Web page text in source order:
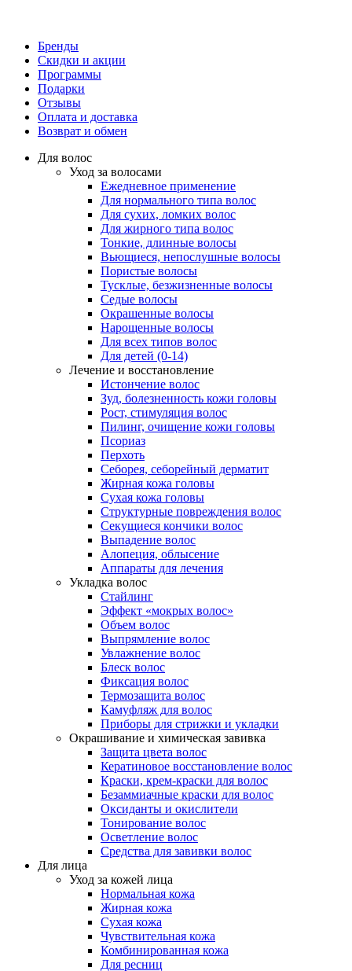
Бренды
Скидки и акции
Программы
Подарки
Отзывы
Оплата и доставка
Возврат и обмен
Для волос
Уход за волосами
Ежедневное применение
Для нормального типа волос
Для сухих, ломких волос
Для жирного типа волос
Тонкие, длинные волосы
Вьющиеся, непослушные волосы
Пористые волосы
Тусклые, безжизненные волосы
Седые волосы
Окрашенные волосы
Нарощенные волосы
Для всех типов волос
Для детей (0-14)
Лечение и восстановление
Истончение волос
Зуд, болезненность кожи головы
Рост, стимуляция волос
Пилинг, очищение кожи головы
Псориаз
Перхоть
Себорея, себорейный дерматит
Жирная кожа головы
Сухая кожа головы
Структурные повреждения волос
Секущиеся кончики волос
Выпадение волос
Алопеция, облысение
Аппараты для лечения
Укладка волос
Стайлинг
Эффект «мокрых волос»
Объем волос
Выпрямление волос
Увлажнение волос
Блеск волос
Фиксация волос
Термозащита волос
Камуфляж для волос
Приборы для стрижки и укладки
Окрашивание и химическая завивка
Защита цвета волос
Кератиновое восстановление волос
Краски, крем-краски для волос
Безаммиачные краски для волос
Оксиданты и окислители
Тонирование волос
Осветление волос
Средства для завивки волос
Для лица
Уход за кожей лица
Нормальная кожа
Жирная кожа
Сухая кожа
Чувствительная кожа
Комбинированная кожа
Для ресниц